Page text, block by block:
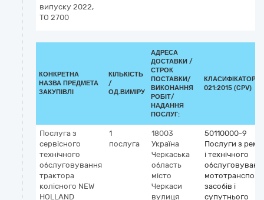
випуску 2022,
ТО 2700
КОНКРЕТНА
НАЗВА ПРЕДМЕТА
ЗАКУПІВЛІ
КІЛЬКІСТЬ
/
ОД.ВИМІРУ
АДРЕСА
ДОСТАВКИ /
СТРОК
ПОСТАВКИ/
ВИКОНАННЯ
РОБІТ/
НАДАННЯ
ПОСЛУГ:
КЛАСИФІКАТОР
021:2015 (CPV)
Послуга з
сервісного
технічного
обслуговування
трактора
колісного NEW
HOLLAND
1
послуга
18003
Україна
Черкаська
область
місто
Черкаси
вулиця
50110000-9
Послуги з
і технічного
засобів і
супутнього